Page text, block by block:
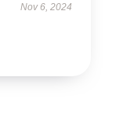
Nov 6, 2024